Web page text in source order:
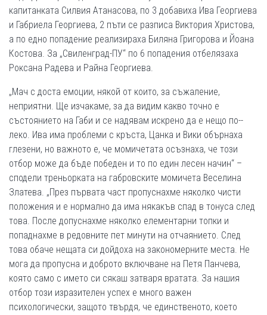
капитанката Силвия Атанасова, по 3 добавиха Ива Георгиева
и Габриела Георгиева, 2 пъти се разписа Виктория Христова,
а по едно попадение реализираха Биляна Григорова и Йоана
Костова. За „Свиленград­-ПУ“ по 6 попадения отбелязаха
Роксана Радева и Райна Георгиева.
„Мач с доста емоции, някой от които, за съжаление,
неприятни. Ще изчакаме, за да видим какво точно е
състоянието на Габи и се надявам искрено да е нещо по-­
леко. Ива има проблеми с кръста, Цанка и Вики обърнаха
глезени, но важното е, че момичетата осъзнаха, че този
отбор може да бъде победен и то по един лесен начин“ –
сподели треньорката на габровските момичета Веселина
Златева. „През първата част пропуснахме няколко чисти
положения и е нормално да има някакъв спад в тонуса след
това. После допуснахме няколко елементарни топки и
попаднахме в редовните пет минути на отчаянието. След
това обаче нещата си дойдоха на закономерните места. Не
мога да пропусна и доброто включване на Петя Панчева,
която само с името си сякаш затваря вратата. За нашия
отбор този изразителен успех е много важен
психологически, защото твърдя, че единственото, което